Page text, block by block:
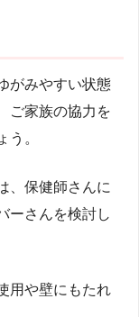
がみやすい状態
ご家族の協力を
う。
、保健師さんに
ーさんを検討し
用や壁にもたれ